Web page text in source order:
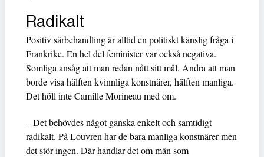
Radikalt
Positiv särbehandling är alltid en politiskt känslig fråga i
Frankrike. En hel del feminister var också negativa.
Somliga ansåg att man redan nått sitt mål. Andra att man
borde visa hälften kvinnliga konstnärer, hälften manliga.
Det höll inte Camille Morineau med om.
– Det behövdes något ganska enkelt och samtidigt
radikalt. På Louvren har de bara manliga konstnärer men
det stör ingen. Där handlar det om män som